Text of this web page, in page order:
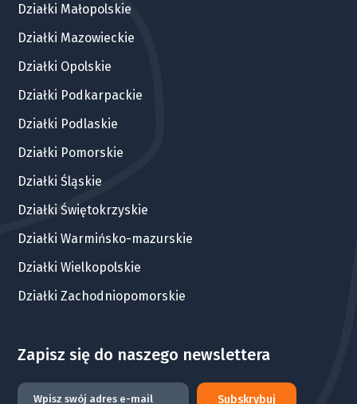
Działki Małopolskie
Działki Mazowieckie
Działki Opolskie
Działki Podkarpackie
Działki Podlaskie
Działki Pomorskie
Działki Śląskie
Działki Świętokrzyskie
Działki Warmińsko-mazurskie
Działki Wielkopolskie
Działki Zachodniopomorskie
Zapisz się do naszego newslettera
Subskrybuj